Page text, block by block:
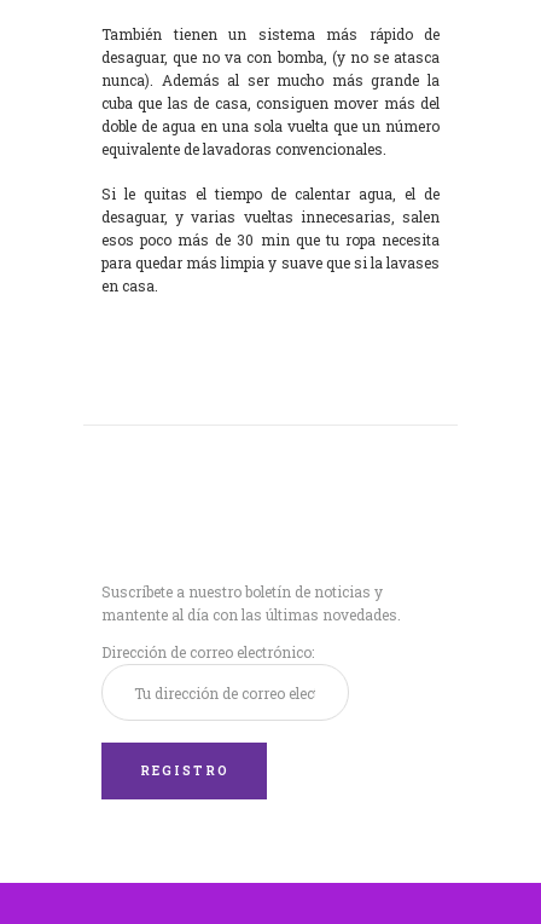
También tienen un sistema más rápido de
desaguar, que no va con bomba, (y no se atasca
nunca). Además al ser mucho más grande la
cuba que las de casa, consiguen mover más del
doble de agua en una sola vuelta que un número
equivalente de lavadoras convencionales.
Si le quitas el tiempo de calentar agua, el de
desaguar, y varias vueltas innecesarias, salen
esos poco más de 30 min que tu ropa necesita
para quedar más limpia y suave que si la lavases
en casa.
Suscríbete a nuestro boletín de noticias y
mantente al día con las últimas novedades.
Dirección de correo electrónico: